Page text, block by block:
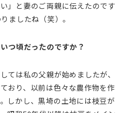
」と妻のご両親に伝えたのです
ましたね（笑）。
いつ頃だったのですか？
ては私の父親が始めましたが、
おり、以前は色々な農作物を作
しかし、黒埼の土地には枝豆が